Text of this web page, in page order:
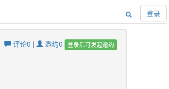
登录
评论0 | 邀约0 登录后可发起邀约